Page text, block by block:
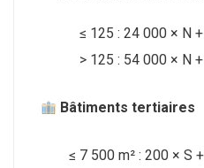
≤ 125 : 24 000 × N +
> 125 : 54 000 × N +
Bâtiments tertiaires
≤ 7 500 m² : 200 × S